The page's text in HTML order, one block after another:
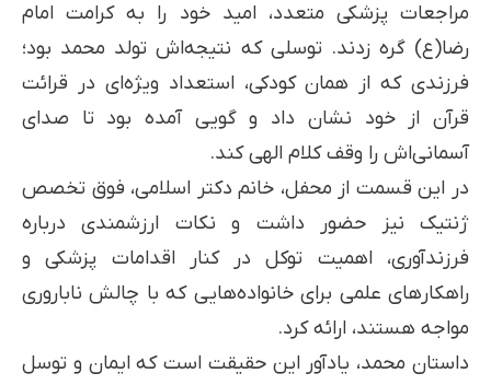
مراجعات پزشکی متعدد، امید خود را به کرامت امام
رضا(ع) گره زدند. توسلی که نتیجه‌اش تولد محمد بود؛
فرزندی که از همان کودکی، استعداد ویژه‌ای در قرائت
قرآن از خود نشان داد و گویی آمده بود تا صدای
آسمانی‌اش را وقف کلام الهی کند.
در این قسمت از محفل، خانم دکتر اسلامی، فوق تخصص
ژنتیک نیز حضور داشت و نکات ارزشمندی درباره
فرزندآوری، اهمیت توکل در کنار اقدامات پزشکی و
راهکارهای علمی برای خانواده‌هایی که با چالش ناباروری
مواجه هستند، ارائه کرد.
داستان محمد، یادآور این حقیقت است که ایمان و توسل